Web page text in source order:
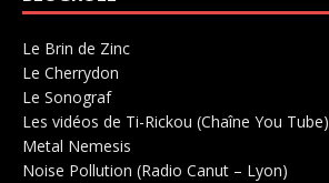
Le Brin de Zinc
Le Cherrydon
Le SonografSalle de concerts 0
Les vidéos de Ti-Rickou (Chaîne You Tube)
Metal Nemesis
Noise Pollution (Radio Canut – Lyon)